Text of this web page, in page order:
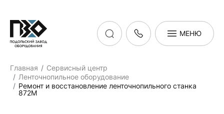
МЕНЮ
Главная
Сервисный центр
Ленточнопильное оборудование
Ремонт и восстановление ленточнопильного станка
872М